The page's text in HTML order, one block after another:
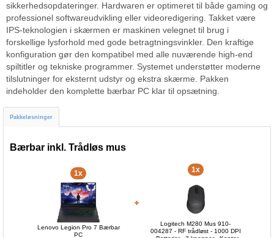
sikkerhedsopdateringer. Hardwaren er optimeret til både gaming og
professionel softwareudvikling eller videoredigering. Takket være
IPS-teknologien i skærmen er maskinen velegnet til brug i
forskellige lysforhold med gode betragtningsvinkler. Den kraftige
konfiguration gør den kompatibel med alle nuværende high-end
spiltitler og tekniske programmer. Systemet understøtter moderne
tilslutninger for eksternt udstyr og ekstra skærme. Pakken
indeholder den komplette bærbar PC klar til opsætning.
Pakkeløsninger
Bærbar inkl. Trådløs mus
1x
Lenovo Legion Pro 7 Bærbar
PC
1x
Logitech M280 Mus 910-
004287 - RF trådløst - 1000 DPI